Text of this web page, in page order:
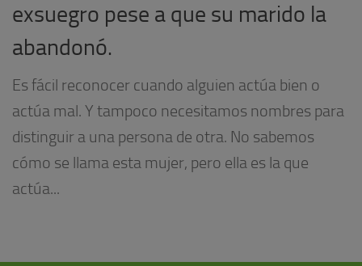
exsuegro pese a que su marido la
abandonó.
Es fácil reconocer cuando alguien actúa bien o
actúa mal. Y tampoco necesitamos nombres para
distinguir a una persona de otra. No sabemos
cómo se llama esta mujer, pero ella es la que
actúa...